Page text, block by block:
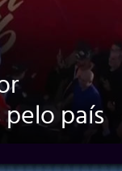
país